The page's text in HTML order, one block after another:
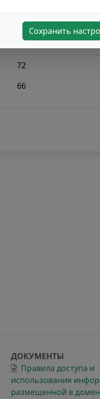
65
72
66
ДОКУМЕНТЫ
Правила доступа и
использования
размещенной в
Сохранить